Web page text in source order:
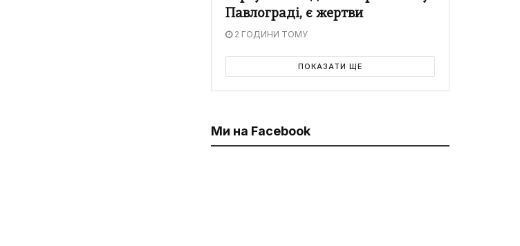
Павлограді, є жертви
2 ГОДИНИ ТОМУ
ПОКАЗАТИ ЩЕ
Ми на Facebook